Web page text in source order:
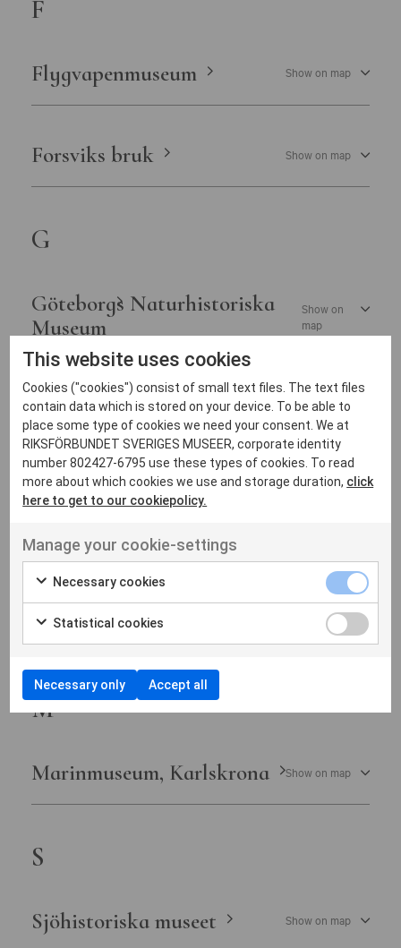
F
Flygvapenmuseum Show on map
Forsviks bruk Show on map
G
Göteborgs Naturhistoriska
Museum
Show on
map
J
Järnvägsmuseet Show on map
L
Lödöse museum Show on map
M
Marinmuseum, Karlskrona Show on map
S
Sjöhistoriska museet Show on map
This website uses cookies
Cookies ("cookies") consist of small text files. The text files
contain data which is stored on your device. To be able to
place some type of cookies we need your consent. We at
RIKSFÖRBUNDET SVERIGES MUSEER, corporate identity
number 802427-6795 use these types of cookies. To read
more about which cookies we use and storage duration, click
here to get to our cookiepolicy.
Manage your cookie-settings
Necessary cookies
Statistical cookies
Necessary only Accept all